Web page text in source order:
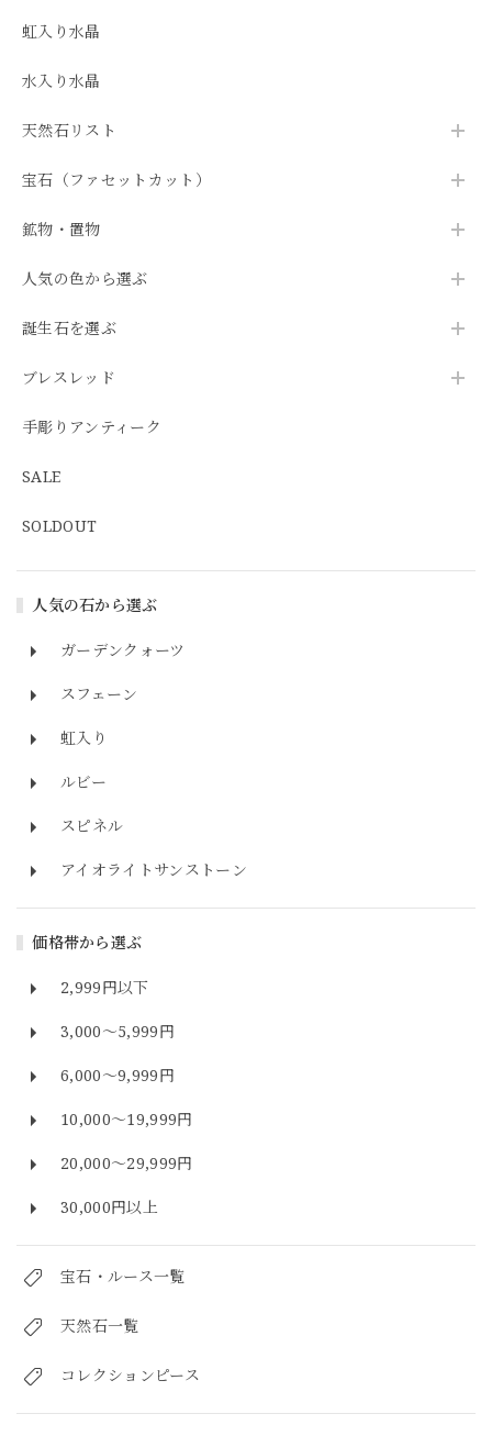
虹入り水晶
水入り水晶
天然石リスト
宝石（ファセットカット）
鉱物・置物
人気の色から選ぶ
誕生石を選ぶ
ブレスレッド
手彫りアンティーク
SALE
SOLDOUT
人気の石から選ぶ
ガーデンクォーツ
スフェーン
虹入り
ルビー
スピネル
アイオライトサンストーン
価格帯から選ぶ
2,999円以下
3,000～5,999円
6,000～9,999円
10,000～19,999円
20,000～29,999円
30,000円以上
宝石・ルース一覧
天然石一覧
コレクションピース